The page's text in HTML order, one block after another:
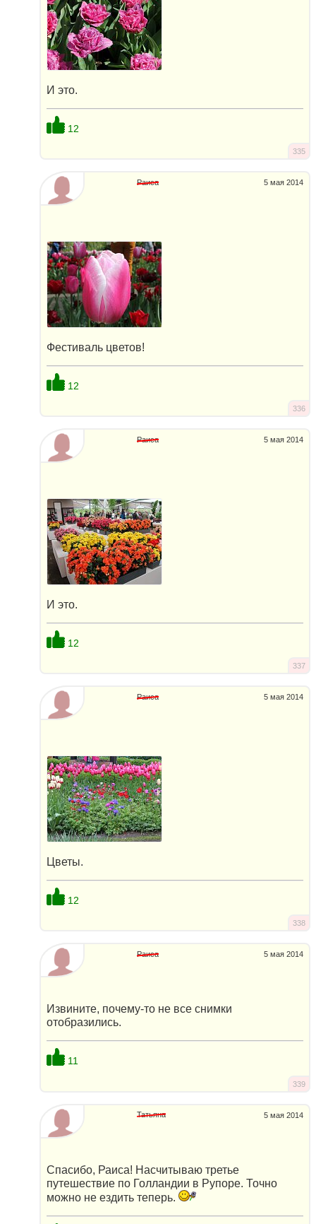
И это.
12
335
5 мая 2014
Раиса
Фестиваль цветов!
12
336
5 мая 2014
Раиса
И это.
12
337
5 мая 2014
Раиса
Цветы.
12
338
5 мая 2014
Раиса
Извините, почему-то не все снимки
отобразились.
11
339
5 мая 2014
Татьяна
Спасибо, Раиса! Насчитываю третье
путешествие по Голландии в Рупоре. Точно
можно не ездить теперь.